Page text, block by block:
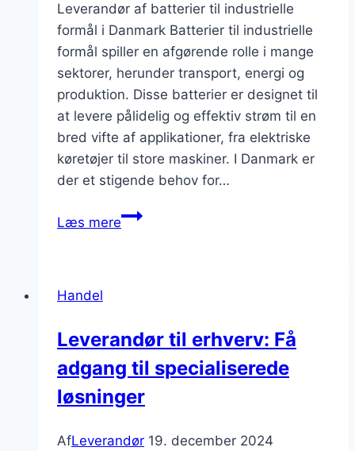
Leverandør af batterier til industrielle
formål i Danmark Batterier til industrielle
formål spiller en afgørende rolle i mange
sektorer, herunder transport, energi og
produktion. Disse batterier er designet til
at levere pålidelig og effektiv strøm til en
bred vifte af applikationer, fra elektriske
køretøjer til store maskiner. I Danmark er
der et stigende behov for…
Læs mereLeverandør
Handel
Leverandør til erhverv: Få
adgang til specialiserede
løsninger
AfLeverandør 19. december 2024